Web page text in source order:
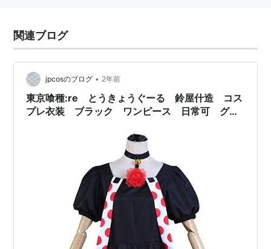
関連ブログ
jpcosのブログ • 2年前
東京喰種:re とうきょうぐーる 鈴屋什造 コス
プレ衣装 ブラック ワンピース 日常可 グー